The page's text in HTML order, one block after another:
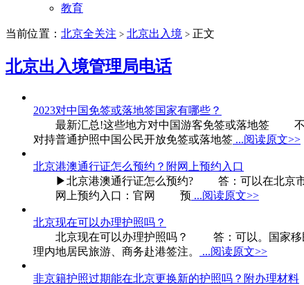
教育
当前位置： 北京全关注 > 北京出入境 > 正文
北京出入境管理局电话
2023对中国免签或落地签国家有哪些？
最新汇总!这些地方对中国游客免签或落地签 不少
对持普通护照中国公民开放免签或落地签 ...阅读原文>>
北京港澳通行证怎么预约？附网上预约入口
▶北京港澳通行证怎么预约? 答：可以在北京
网上预约入口：官网 预 ...阅读原文>>
北京现在可以办理护照吗？
北京现在可以办理护照吗？ 答：可以。国家移民
理内地居民旅游、商务赴港签注。
...阅读原文>>
非京籍护照过期能在北京更换新的护照吗？附办理材料